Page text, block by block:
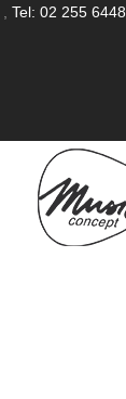
Tel: 02 255 6448